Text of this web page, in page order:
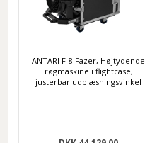
ANTARI F-8 Fazer, Højtydende
røgmaskine i flightcase,
justerbar udblæsningsvinkel